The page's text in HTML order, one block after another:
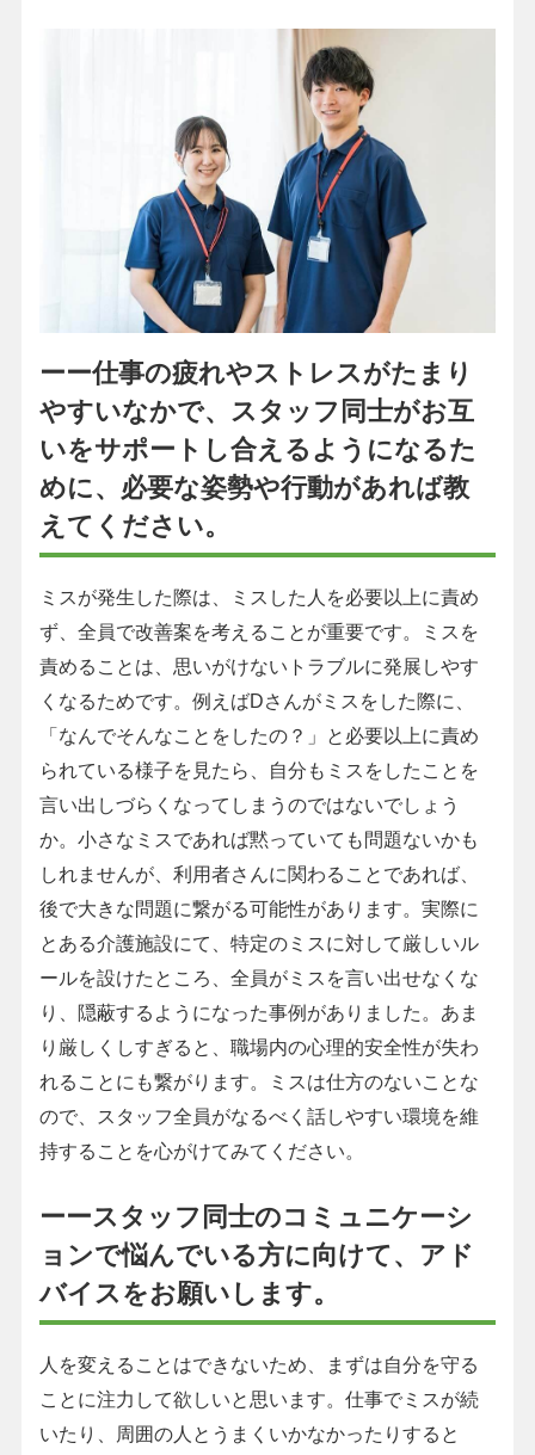
ーー仕事の疲れやストレスがたまり
やすいなかで、スタッフ同士がお互
いをサポートし合えるようになるた
めに、必要な姿勢や行動があれば教
えてください。
ミスが発生した際は、ミスした人を必要以上に責め
ず、全員で改善案を考えることが重要です。ミスを
責めることは、思いがけないトラブルに発展しやす
くなるためです。例えばDさんがミスをした際に、
「なんでそんなことをしたの？」と必要以上に責め
られている様子を見たら、自分もミスをしたことを
言い出しづらくなってしまうのではないでしょう
か。小さなミスであれば黙っていても問題ないかも
しれませんが、利用者さんに関わることであれば、
後で大きな問題に繋がる可能性があります。実際に
とある介護施設にて、特定のミスに対して厳しいル
ールを設けたところ、全員がミスを言い出せなくな
り、隠蔽するようになった事例がありました。あま
り厳しくしすぎると、職場内の心理的安全性が失わ
れることにも繋がります。ミスは仕方のないことな
ので、スタッフ全員がなるべく話しやすい環境を維
持することを心がけてみてください。
ーースタッフ同士のコミュニケーシ
ョンで悩んでいる方に向けて、アド
バイスをお願いします。
人を変えることはできないため、まずは自分を守る
ことに注力して欲しいと思います。仕事でミスが続
いたり、周囲の人とうまくいかなかったりすると